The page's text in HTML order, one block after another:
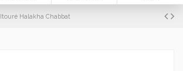
Itouré Halakha Chabbat